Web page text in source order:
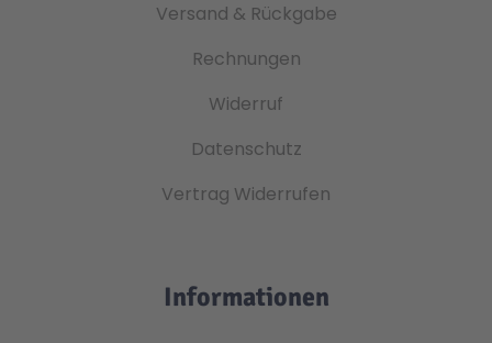
Versand & Rückgabe
Rechnungen
Widerruf
Datenschutz
Vertrag Widerrufen
Informationen